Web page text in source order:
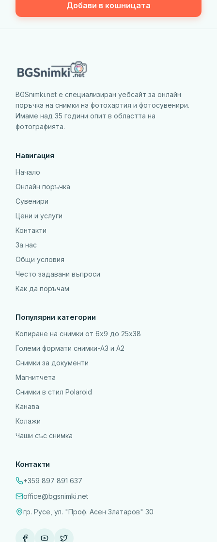
Добави в кошницата
BGSnimki.net е специализиран уебсайт за онлайн
поръчка на снимки на фотохартия и фотосувенири.
Имаме над 35 години опит в областта на
фотографията.
Навигация
Начало
Онлайн поръчка
Сувенири
Цени и услуги
Контакти
За нас
Общи условия
Често задавани въпроси
Как да поръчам
Популярни категории
Копиране на снимки от 6x9 до 25х38
Големи формати снимки-А3 и А2
Снимки за документи
Магнитчета
Снимки в стил Polaroid
Канава
Колажи
Чаши със снимка
Контакти
+359 897 891 637
office@bgsnimki.net
гр. Русе, ул. "Проф. Асен Златаров" 30